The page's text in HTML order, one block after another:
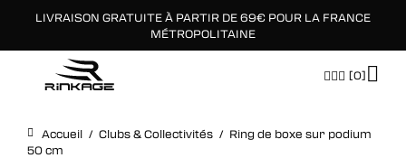
LIVRAISON GRATUITE À PARTIR DE 69€ POUR LA FRANCE
MÉTROPOLITAINE
[0]
Accueil / Clubs & Collectivités / Ring de boxe sur podium
50 cm